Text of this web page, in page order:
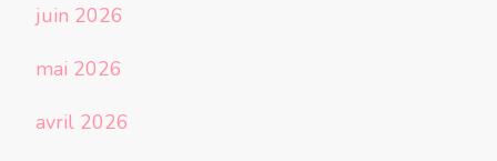
juin 2026
mai 2026
avril 2026